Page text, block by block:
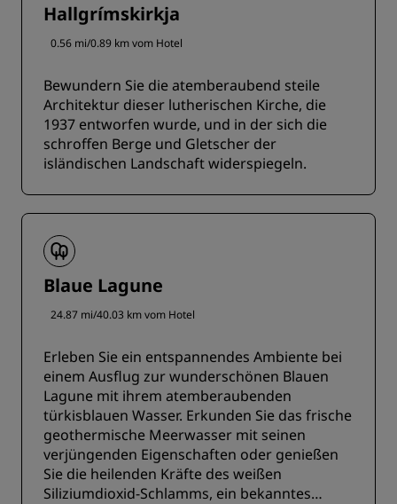
Hallgrímskirkja
0.56 mi/0.89 km vom Hotel
Bewundern Sie die atemberaubend steile
Architektur dieser lutherischen Kirche, die
1937 entworfen wurde, und in der sich die
schroffen Berge und Gletscher der
isländischen Landschaft widerspiegeln.
Blaue Lagune
24.87 mi/40.03 km vom Hotel
Erleben Sie ein entspannendes Ambiente bei
einem Ausflug zur wunderschönen Blauen
Lagune mit ihrem atemberaubenden
türkisblauen Wasser. Erkunden Sie das frische
geothermische Meerwasser mit seinen
verjüngenden Eigenschaften oder genießen
Sie die heilenden Kräfte des weißen
Siliziumdioxid-Schlamms, ein bekanntes